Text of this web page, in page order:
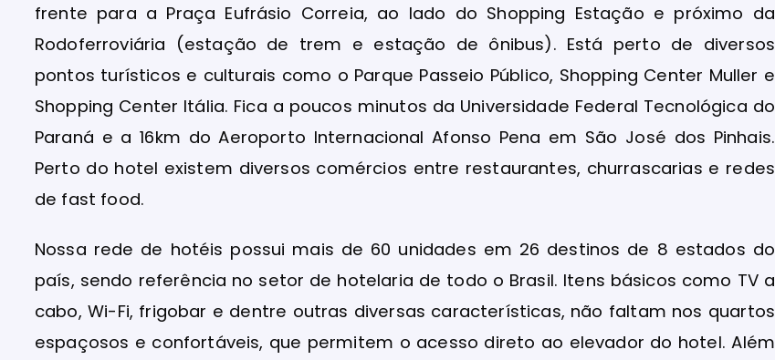
frente para a Praça Eufrásio Correia, ao lado do Shopping Estação e próximo da
Rodoferroviária (estação de trem e estação de ônibus). Está perto de diversos
pontos turísticos e culturais como o Parque Passeio Público, Shopping Center Muller e
Shopping Center Itália. Fica a poucos minutos da Universidade Federal Tecnológica do
Paraná e a 16km do Aeroporto Internacional Afonso Pena em São José dos Pinhais.
Perto do hotel existem diversos comércios entre restaurantes, churrascarias e redes
de fast food.
Nossa rede de hotéis possui mais de 60 unidades em 26 destinos de 8 estados do
país, sendo referência no setor de hotelaria de todo o Brasil. Itens básicos como TV a
cabo, Wi-Fi, frigobar e dentre outras diversas características, não faltam nos quartos
espaçosos e confortáveis, que permitem o acesso direto ao elevador do hotel. Além